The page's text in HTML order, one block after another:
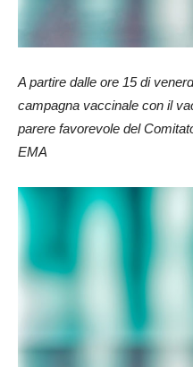
A partire dalle ore 15 di
campagna vaccinale con il
parere favorevole del
EMA